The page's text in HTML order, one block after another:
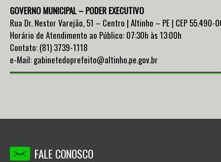
GOVERNO MUNICIPAL – PODER EXECUTIVO
Rua Dr. Nestor Varejão, 51 – Centro | Altinho – PE | CEP 55.490-
Horário de Atendimento ao Público: 07:30h às 13:00h
Contato: (81) 3739-1118
e-Mail: gabinetedoprefeito@altinho.pe.gov.br
FALE CONOSCO